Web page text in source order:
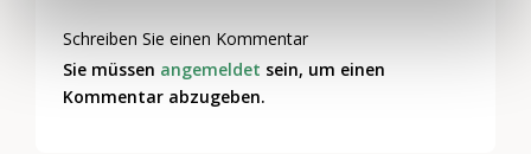
Schreiben Sie einen Kommentar
Sie müssen angemeldet sein, um einen
Kommentar abzugeben.